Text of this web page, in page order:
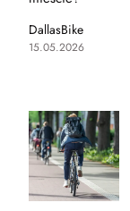
DallasBike
15.05.2026